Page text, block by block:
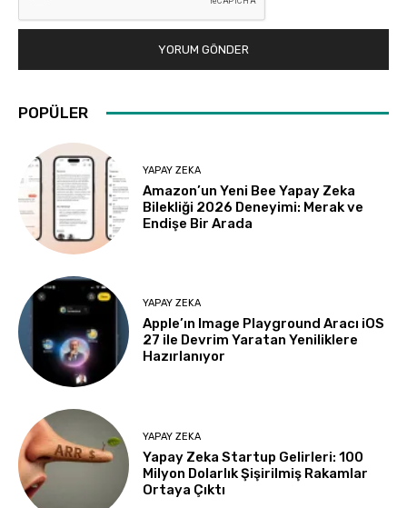
POPÜLER
YAPAY ZEKA
Amazon’un Yeni Bee Yapay Zeka
Bilekliği 2026 Deneyimi: Merak ve
Endişe Bir Arada
YAPAY ZEKA
Apple’ın Image Playground Aracı iOS
27 ile Devrim Yaratan Yeniliklere
Hazırlanıyor
YAPAY ZEKA
Yapay Zeka Startup Gelirleri: 100
Milyon Dolarlık Şişirilmiş Rakamlar
Ortaya Çıktı